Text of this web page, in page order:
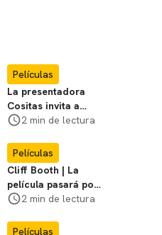
Películas
La presentadora
Cositas invita a
visitar el
Miasma
2 min de lectura
Películas
Cliff Booth | La
película pasará por
nuevas filmaciones
2 min de lectura
Películas